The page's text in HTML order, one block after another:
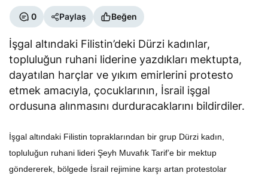
0 Paylaş Beğen
İşgal altındaki Filistin’deki Dürzi kadınlar,
topluluğun ruhani liderine yazdıkları mektupta,
dayatılan harçlar ve yıkım emirlerini protesto
etmek amacıyla, çocuklarının, İsrail işgal
ordusuna alınmasını durduracaklarını bildirdiler.
İşgal altındaki Filistin topraklarından bir grup Dürzi kadın,
topluluğun ruhani lideri Şeyh Muvafık Tarif’e bir mektup
göndererek, bölgede İsrail rejimine karşı artan protestolar